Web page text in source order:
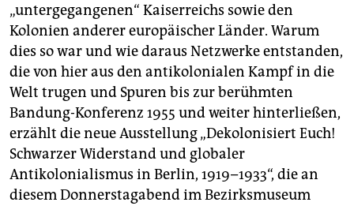
„untergegangenen“ Kaiserreichs sowie den
Kolonien anderer europäischer Länder. Warum
dies so war und wie daraus Netzwerke entstanden,
die von hier aus den antikolonialen Kampf in die
Welt trugen und Spuren bis zur berühmten
Bandung-Konferenz 1955 und weiter hinterließen,
erzählt die neue Ausstellung „Dekolonisiert Euch!
Schwarzer Widerstand und globaler
Antikolonialismus in Berlin, 1919–1933“, die an
diesem Donnerstagabend im Bezirksmuseum